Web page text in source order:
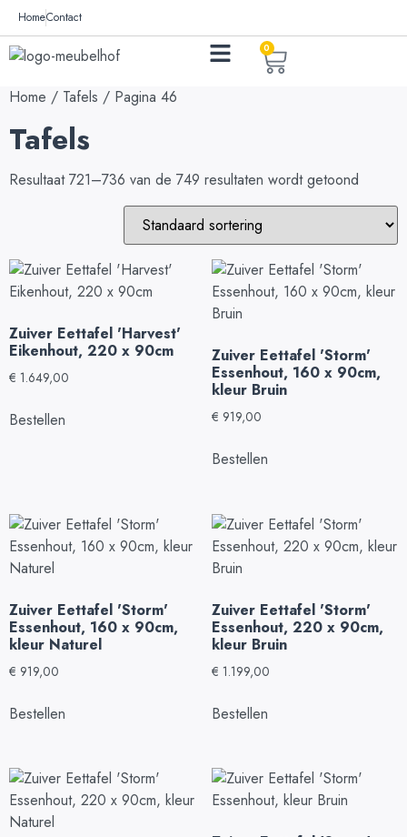
HomeContact
0
Home / Tafels / Pagina 46
Tafels
Resultaat 721–736 van de 749 resultaten wordt getoond
Zuiver Eettafel 'Harvest'
Eikenhout, 220 x 90cm
€ 1.649,00
Bestellen
Zuiver Eettafel 'Storm'
Essenhout, 160 x 90cm,
kleur Bruin
€ 919,00
Bestellen
Zuiver Eettafel 'Storm'
Essenhout, 160 x 90cm,
kleur Naturel
€ 919,00
Bestellen
Zuiver Eettafel 'Storm'
Essenhout, 220 x 90cm,
kleur Bruin
€ 1.199,00
Bestellen